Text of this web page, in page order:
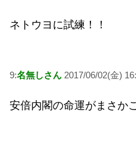
ネトウヨに試練！！
9:名無しさん 2017/06/02(金)
安倍内閣の命運がまさか